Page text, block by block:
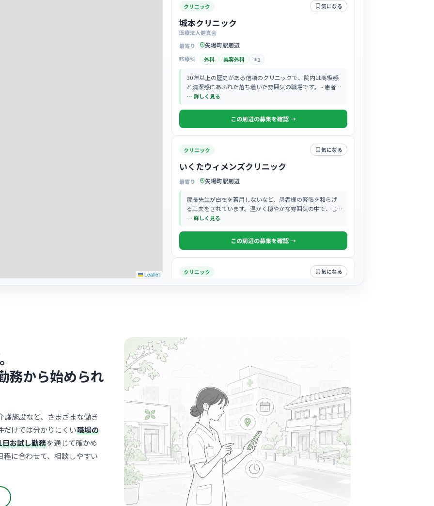
Leaflet
クリニック 気になる
城本クリニック
医療法人健真会
最寄り
矢場町駅周辺
診療科 外科 美容外科 +1
30年以上の歴史がある信頼のクリニックで、院内は高級感
と清潔感にあふれた落ち着いた雰囲気の職場です。 - 患者様
一人ひとりとの時間を大切にしており、丁寧なカウンセリ
… 詳しく見る
この周辺の募集を確認 →
クリニック 気になる
いくたウィメンズクリニック
最寄り 矢場町駅周辺
院長先生が白衣を着用しないなど、患者様の緊張を和らげ
る工夫をされています。温かく穏やかな雰囲気の中で、じ
っくりと患者様に向き合うことができます。
… 詳しく見る
この周辺の募集を確認 →
クリニック 気になる
この周辺の募集を確認 →
クリニック 気になる
こばとも皮膚科
最寄り 栄駅周辺
診療科 皮膚科
女性院長先生ならではの細やかな配慮が行き届いた、清潔
感あふれる明るく綺麗なクリニックです。
… 詳しく見る
務から始められ
施設など、さまざまな働き
だけでは分かりにくい職場の
お試し勤務を通じて確かめ
に合わせて、相談しやすい